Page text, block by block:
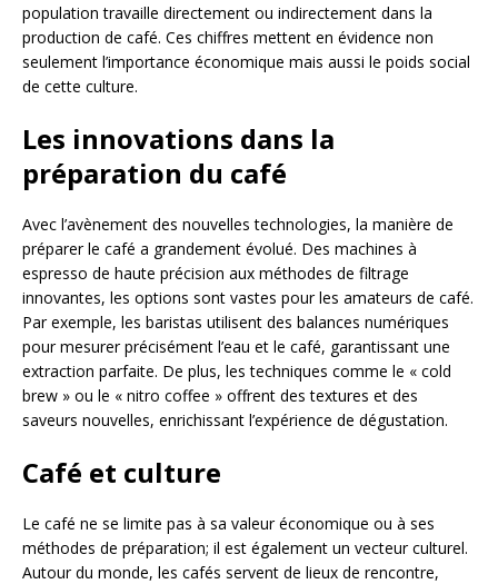
population travaille directement ou indirectement dans la
production de café. Ces chiffres mettent en évidence non
seulement l’importance économique mais aussi le poids social
de cette culture.
Les innovations dans la
préparation du café
Avec l’avènement des nouvelles technologies, la manière de
préparer le café a grandement évolué. Des machines à
espresso de haute précision aux méthodes de filtrage
innovantes, les options sont vastes pour les amateurs de café.
Par exemple, les baristas utilisent des balances numériques
pour mesurer précisément l’eau et le café, garantissant une
extraction parfaite. De plus, les techniques comme le « cold
brew » ou le « nitro coffee » offrent des textures et des
saveurs nouvelles, enrichissant l’expérience de dégustation.
Café et culture
Le café ne se limite pas à sa valeur économique ou à ses
méthodes de préparation; il est également un vecteur culturel.
Autour du monde, les cafés servent de lieux de rencontre,